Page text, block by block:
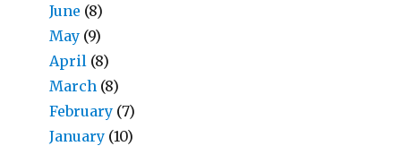
June (8)
May (9)
April (8)
March (8)
February (7)
January (10)